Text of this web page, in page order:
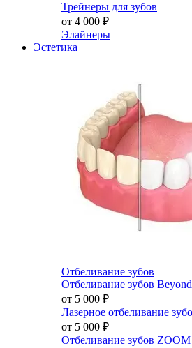
Трейнеры для зубов
от 4 000 ₽
Элайнеры
Эстетика
Отбеливание зубов
Отбеливание зубов
от 5 000 ₽
Лазерное отбеливание
от 5 000 ₽
Отбеливание зубов